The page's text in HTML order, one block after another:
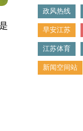
政风热线
早安江苏
江苏体育
新闻空间站